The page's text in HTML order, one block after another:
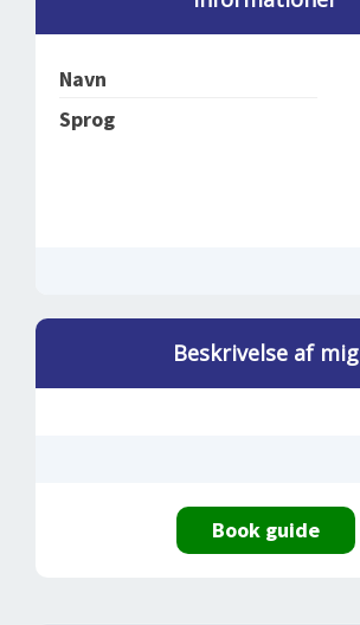
FOREDRAG
Navn
Sprog
Beskrivelse af mig
Book guide